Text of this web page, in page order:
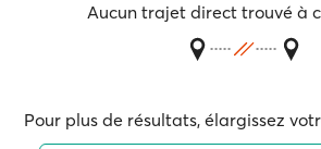
Aucun trajet direct trouvé à
Pour plus de résultats, élargissez